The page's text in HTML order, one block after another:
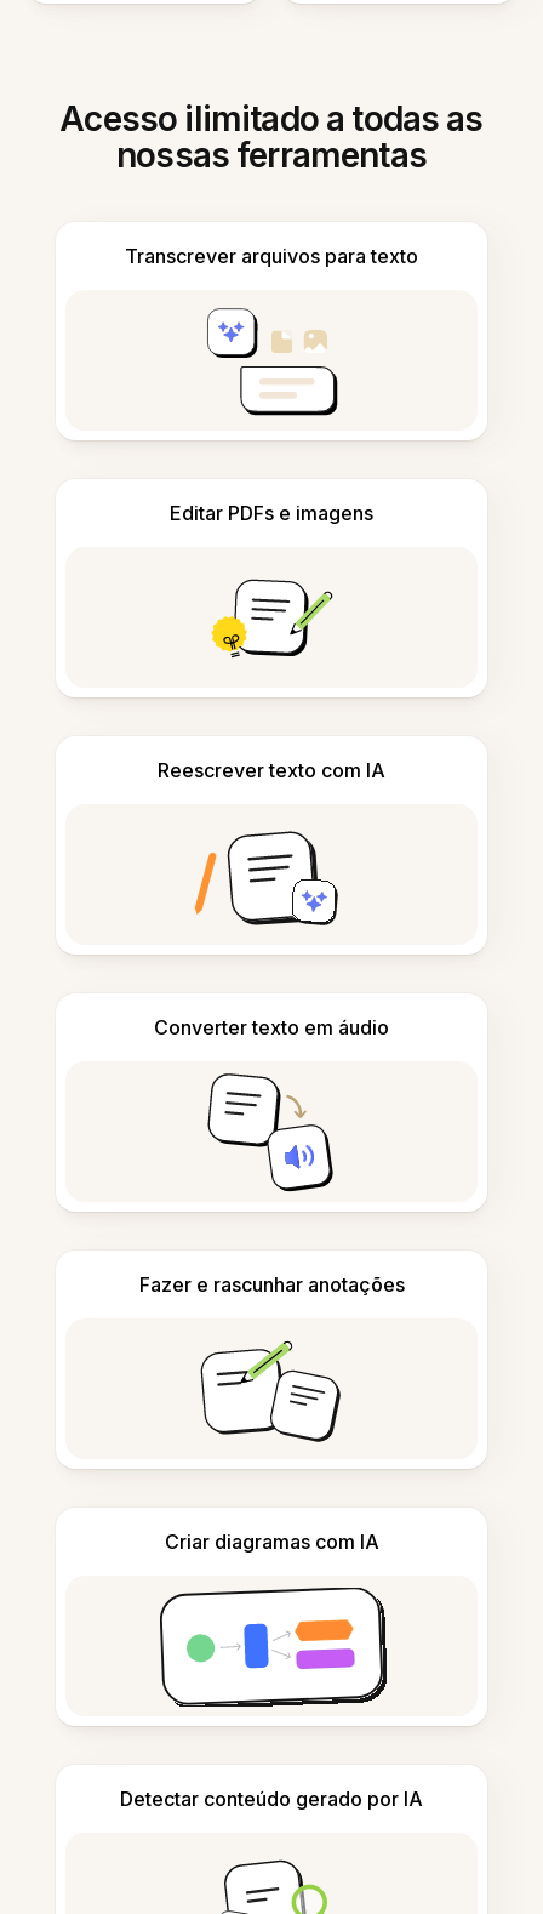
Acesso ilimitado a todas as
nossas ferramentas
Transcrever arquivos para texto
Editar PDFs e imagens
Reescrever texto com IA
Converter texto em áudio
Fazer e rascunhar anotações
Criar diagramas com IA
Detectar conteúdo gerado por IA